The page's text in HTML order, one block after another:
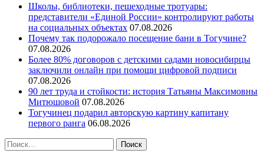
Школы, библиотеки, пешеходные тротуары:
представители «Единой России» контролируют работы
на социальных объектах 07.08.2026
Почему так подорожало посещение бани в Тогучине?
07.08.2026
Более 80% договоров с детскими садами новосибирцы
заключили онлайн при помощи цифровой подписи
07.08.2026
90 лет труда и стойкости: история Татьяны Максимовны
Митюшовой 07.08.2026
Тогучинец подарил авторскую картину капитану
первого ранга 06.08.2026
Найти: